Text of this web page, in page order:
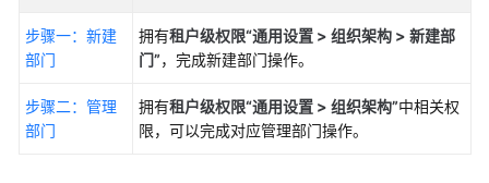
华
码
步骤一：新建
部门
拥有租户级权限“通用设置 > 组织架构 > 新建部
门”，完成新建部门操作。
步骤二：管理
部门
拥有租户级权限“通用设置 > 组织架构”中相关权
限，可以完成对应管理部门操作。